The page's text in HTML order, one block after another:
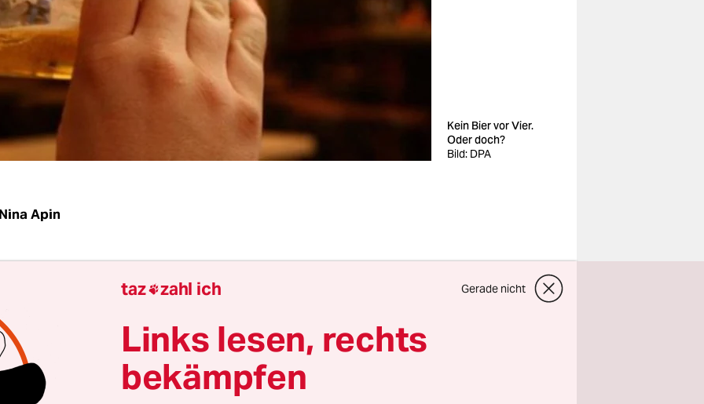
Kein Bier vor Vier.
Oder doch?
Bild: DPA
Nina Apin
morgens greift sich Michael Schwab einen langen Holzstab,
Stufen hinauf zur Maischpfanne und prüft die
"Noch zu heiß", stellt er fest und setzt erst mal einen
Ein acht- bis zehnstündiger Brautag liegt vor dem Betreiber
in Moabit. Wenn das Wasser im Kessel auf die
40 Grad abgekühlt ist, kann Schwab mit dem
taz zahl ich Gerade nicht
Links lesen, rechts
bekämpfen